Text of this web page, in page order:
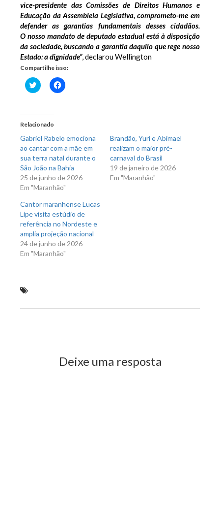
vice-presidente das Comissões de Direitos Humanos e
Educação da Assembleia Legislativa, comprometo-me em
defender as garantias fundamentais desses cidadãos.
O nosso mandato de deputado estadual está à disposição
da sociedade, buscando a garantia daquilo que rege nosso
Estado: a dignidade”, declarou Wellington
Compartilhe isso:
Clique
para
em
nova
janela)
Clique
para
Relacionado
Gabriel Rabelo emociona
ao cantar com a mãe em
sua terra natal durante o
São João na Bahia
25 de junho de 2026
Em "Maranhão"
Brandão, Yuri e Abimael
realizam o maior pré-
carnaval do Brasil
19 de janeiro de 2026
Em "Maranhão"
Cantor maranhense Lucas
Lipe visita estúdio de
referência no Nordeste e
amplia projeção nacional
24 de junho de 2026
Em "Maranhão"
Deixe uma resposta